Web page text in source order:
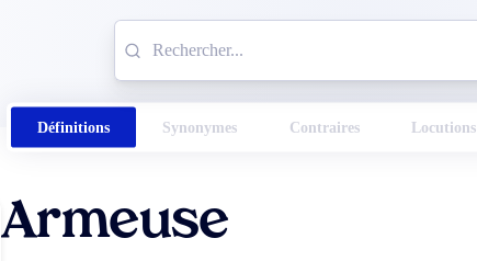
Définitions Synonymes Contraires Locutions
Armeuse